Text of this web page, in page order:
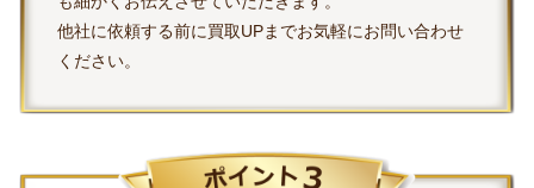
他社に依頼する前に買取UPまでお気軽にお問い合わせ
ください。